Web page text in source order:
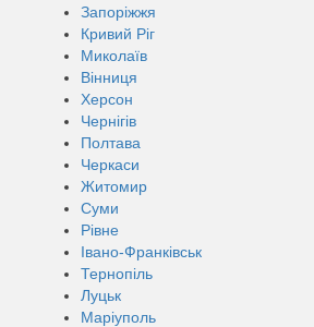
Запоріжжя
Кривий Ріг
Миколаїв
Вінниця
Херсон
Чернігів
Полтава
Черкаси
Житомир
Суми
Рівне
Івано-Франківськ
Тернопіль
Луцьк
Маріуполь